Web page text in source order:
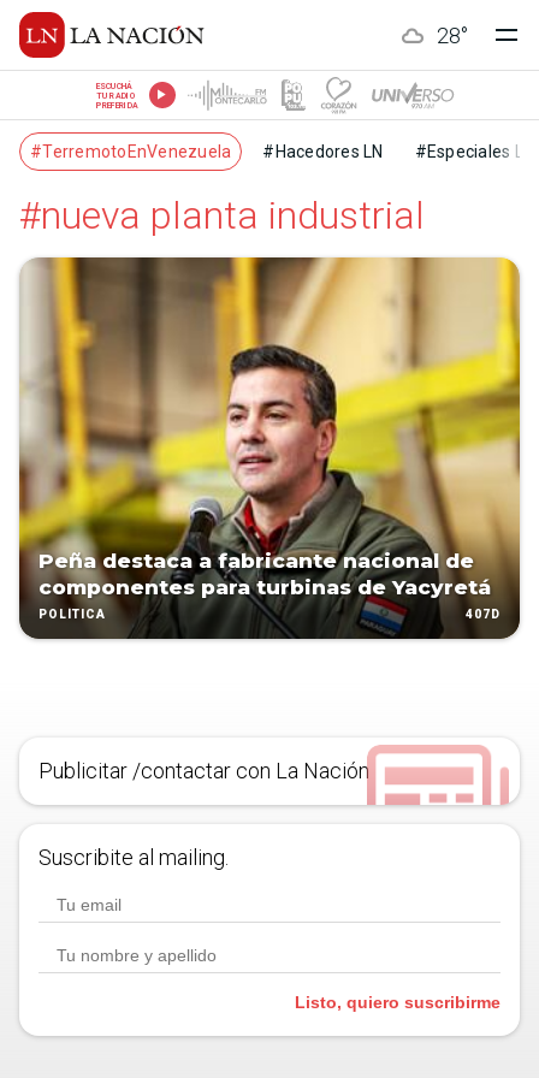
28°
ESCUCHÁ
TU RADIO
PREFERIDA
#TerremotoEnVenezuela #Hacedores LN #Especiales LN
#nueva planta industrial
Peña destaca a fabricante nacional de
componentes para turbinas de Yacyretá
POLÍTICA 407D
Publicitar /contactar con La Nación
Suscribite al mailing.
Listo, quiero suscribirme